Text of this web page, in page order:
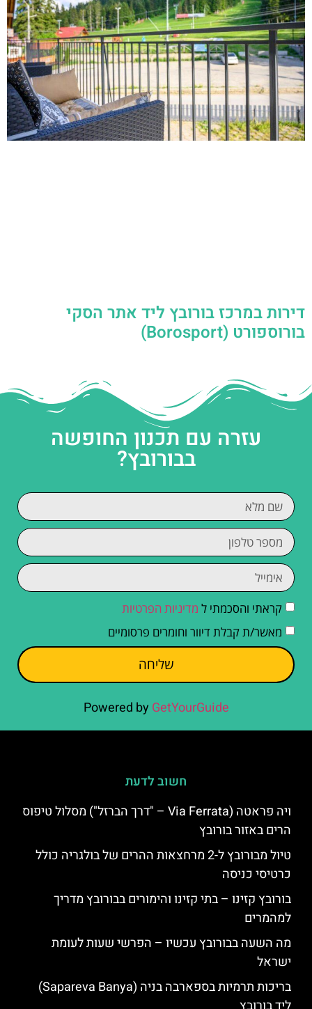
דירות במרכז בורובץ ליד אתר הסקי
בורוספורט (Borosport)
עזרה עם תכנון החופשה
בבורובץ?
קראתי והסכמתי ל מדיניות הפרטיות
מאשר/ת קבלת דיוור וחומרים פרסומיים
שליחה
Powered by GetYourGuide
חשוב לדעת
ויה פראטה (Via Ferrata – "דרך הברזל") מסלול טיפוס
הרים באזור בורובץ
טיול מבורובץ ל-2 מרחצאות ההרים של בולגריה כולל
כרטיסי כניסה
בורובץ קזינו – בתי קזינו והימורים בבורובץ מדריך
למהמרים
מה השעה בבורובץ עכשיו – הפרשי שעות לעומת
ישראל
בריכות תרמיות בספארבה בניה (Sapareva Banya)